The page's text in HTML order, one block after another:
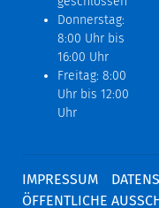
Donnerstag:
8:00 Uhr bis
16:00 Uhr
Freitag: 8:00
Uhr bis 12:00
Uhr
IMPRESSUM
ÖFFENTLICHE